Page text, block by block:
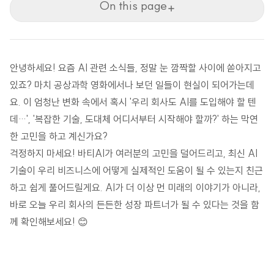
On this page
안녕하세요! 요즘 AI 관련 소식들, 정말 눈 깜짝할 사이에 쏟아지고
있죠? 마치 공상과학 영화에서나 보던 일들이 현실이 되어가는데
요. 이 엄청난 변화 속에서 혹시 '우리 회사도 AI를 도입해야 할 텐
데…', '복잡한 기술, 도대체 어디서부터 시작해야 할까?' 하는 막연
한 고민을 하고 계신가요?
걱정하지 마세요! 바티AI가 여러분의 고민을 덜어드리고, 최신 AI
기술이 우리 비즈니스에 어떻게 실제적인 도움이 될 수 있는지 친근
하고 쉽게 풀어드릴게요. AI가 더 이상 먼 미래의 이야기가 아니라,
바로 오늘 우리 회사의 든든한 성장 파트너가 될 수 있다는 것을 함
께 확인해보세요! 😊